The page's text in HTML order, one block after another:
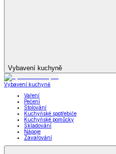
Vybavení kuchyně
Vybavení kuchyně
Vaření
Pečení
Stolování
Kuchyňské spotřebiče
Kuchyňské pomůcky
Skladování
Nápoje
Zavařování